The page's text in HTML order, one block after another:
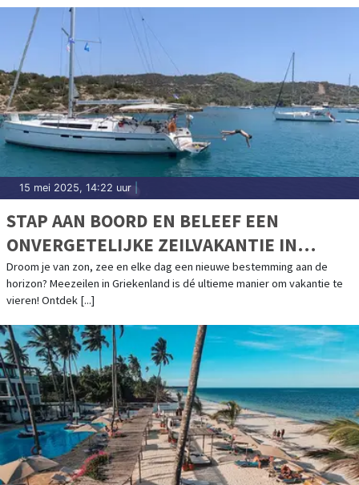
15 mei 2025, 14:22 uur
STAP AAN BOORD EN BELEEF EEN
ONVERGETELIJKE ZEILVAKANTIE IN
GRIEKENLAND
Droom je van zon, zee en elke dag een nieuwe bestemming aan de
horizon? Meezeilen in Griekenland is dé ultieme manier om vakantie te
vieren! Ontdek [...]